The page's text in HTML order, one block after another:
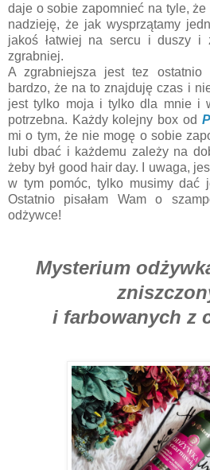
daje o sobie zapomnieć na tyle,
nadzieję, że jak wysprzątamy
jakoś łatwiej na sercu i duszy i
zgrabniej.
A zgrabniejsza jest tez ostatnio
bardzo, że na to znajduję czas i
jest tylko moja i tylko dla mnie i
potrzebna. Każdy kolejny box od
mi o tym, że nie mogę o sobie
lubi dbać i każdemu zależy na
żeby był good hair day. I uwaga,
w tym pomóc, tylko musimy dać
Ostatnio pisałam Wam o
odżywce!
Mysterium
i farbowanych z